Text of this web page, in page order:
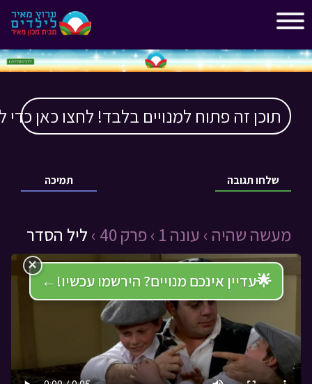
תוכן זה פתוח למנויים בלבד! לחצו כאן כדי
תמיכה שלחו תגובה
מעשה שהיה › עונה 1 › פרק 40 › ליל הסדר
🌟עדיין אינכם מנויים? הירשמו עכשיו! ←
×